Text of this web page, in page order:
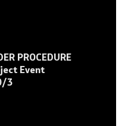
PROCEDURE
Event
3